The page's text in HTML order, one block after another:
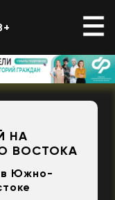
НА
ВОСТОКА
в Южно-